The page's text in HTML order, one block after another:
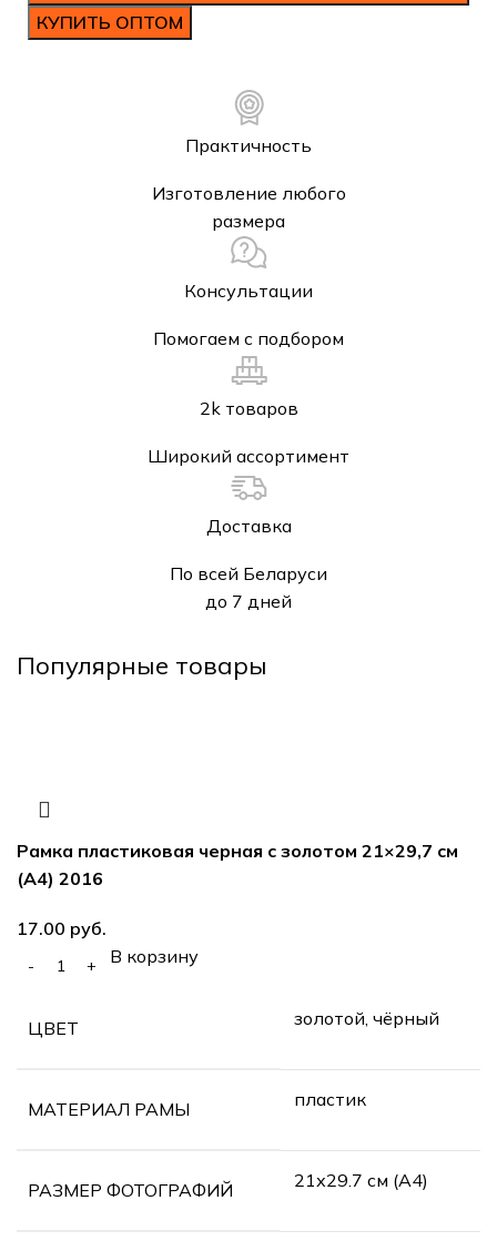
КУПИТЬ ОПТОМ
Практичность
Изготовление любого
размера
Консультации
Помогаем с подбором
2k товаров
Широкий ассортимент
Доставка
По всей Беларуси
до 7 дней
Популярные товары
Рамка пластиковая черная с золотом 21×29,7 см
(А4) 2016
руб.
В корзину
ЦВЕТ золотой, чёрный
МАТЕРИАЛ РАМЫ пластик
РАЗМЕР ФОТОГРАФИЙ 21х29.7 см (А4)